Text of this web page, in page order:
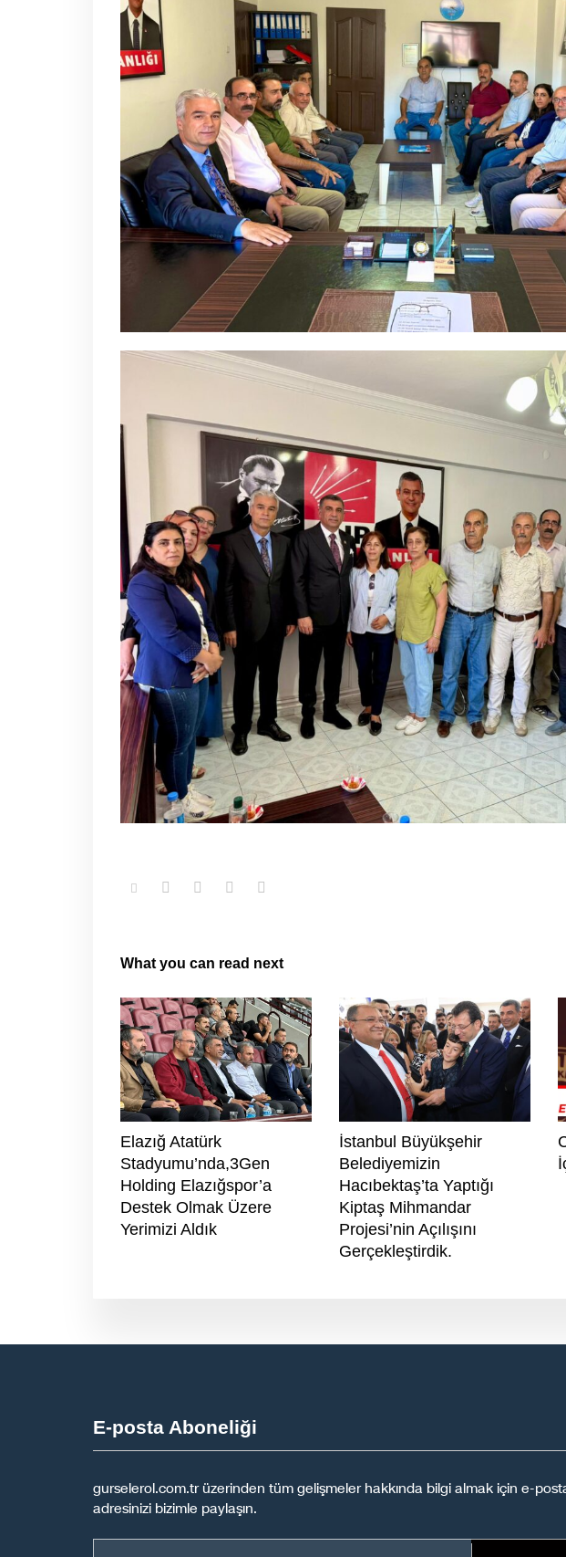
What you can read next
Elazığ Atatürk
Stadyumu’nda,3Gen
Holding Elazığspor’a
Destek Olmak Üzere
Yerimizi Aldık
İstanbul Büyükşehir
Belediyemizin
Hacıbektaş’ta Yaptığı
Kiptaş Mihmandar
Projesi’nin Açılışını
Gerçekleştirdik.
E-posta Aboneliği
gurselerol.com.tr üzerinden tüm gelişmeler hakkında bilgi almak için e-
adresinizi bizimle paylaşın.